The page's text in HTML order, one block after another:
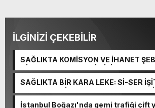
İLGİNİZİ ÇEKEBİLİR
SAĞLIKTA KOMİSYON VE İHANET
NİHAT URUÇ VE SEMİH İŞİTME
VURGUNU!
SAĞLIKTA BİR KARA LEKE: Sİ-SER
MERKEZLERİ VE MODERN UMUT
İstanbul Boğazı'nda gemi trafiği çift